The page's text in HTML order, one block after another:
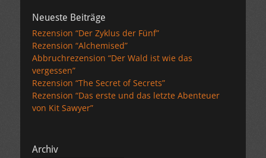
Neueste Beiträge
Rezension “Der Zyklus der Fünf”
Rezension “Alchemised”
Abbruchrezension “Der Wald ist wie das
vergessen”
Rezension “The Secret of Secrets”
Rezension “Das erste und das letzte Abenteuer
von Kit Sawyer”
Archiv